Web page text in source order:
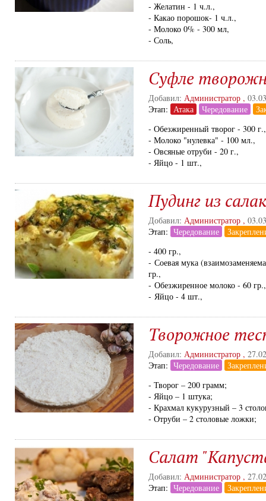
- Желатин - 1 ч.л.,
- Какао порошок- 1 ч.л.,
- Молоко 0% - 300 мл,
- Соль,
Суфле
Добавил: Администратор ,
Этап: Атака Чередование
- Обезжиренный творог - 300 г.,
- Молоко "нулевка" - 100 мл.,
- Овсяные отруби - 20 г.,
- Яйцо - 1 шт.,
Пудинг из
Добавил: Администратор ,
Этап: Чередование
- 400 гр.,
- Соевая мука
гр.,
- Обезжиренное молоко - 60 гр.,
- Яйцо - 4 шт.,
Творожное
Добавил: Администратор ,
Этап: Чередование
- Творог – 200 грамм;
- Яйцо – 1 штука;
- Крахмал кукурузный – 3
- Отруби – 2 столовые ложки;
Салат
Добавил: Администратор ,
Этап: Чередование